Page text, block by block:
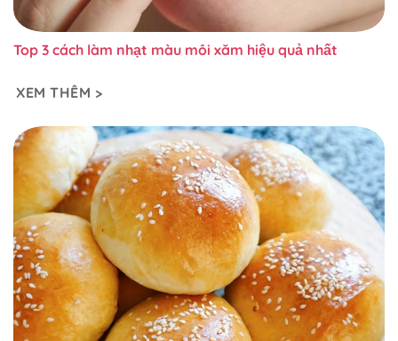
Top 3 cách làm nhạt màu môi xăm hiệu quả nhất
XEM THÊM >